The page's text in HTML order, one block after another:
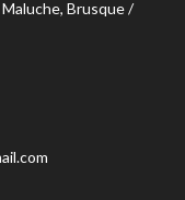
Maluche, Brusque /